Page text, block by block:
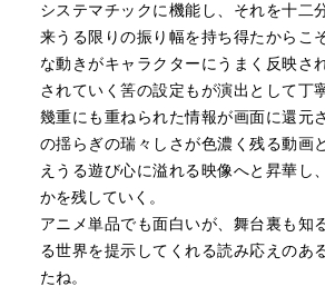
彼女の住処の奥に大きなバイパスが見
んたち二人とラッキーさんは、バスで
します。
進んで行くと、ちょっと朽ち果てた神
着。そこには、ツチノコのフレンズが
パーを取ってしまったことで、ここに
ったことを責めます。
と言ってもしかたがないので3人は、
す。
さて、最奥にたどり着いて、二人はツ
それを見送ったツチノコは、気になる
システマチックに機能し、それを十二
来うる限りの振り幅を持ち得たからこ
な動きがキャラクターにうまく反映さ
されていく筈の設定もが演出として丁
幾重にも重ねられた情報が画面に還元
の揺らぎの瑞々しさが色濃く残る動画
えうる遊び心に溢れる映像へと昇華し
かを残していく。
アニメ単品でも面白いが、舞台裏も知
る世界を提示してくれる読み応えのあ
たね。